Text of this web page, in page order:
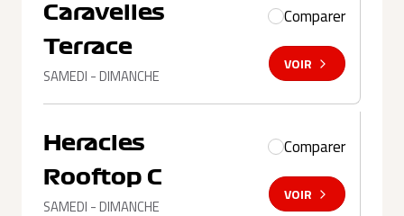
Caravelles
Terrace
SAMEDI - DIMANCHE
Comparer
VOIR
Heracles
Rooftop C
SAMEDI - DIMANCHE
Comparer
VOIR